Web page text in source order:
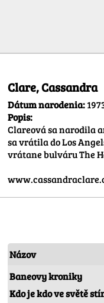
Clare, Cassandra
Dátum narodenia:
Popis:
Clareová sa narodila
sa vrátila do Los
vrátane bulváru The
Názov
Baneovy kroniky
Kdo je kdo ve světě